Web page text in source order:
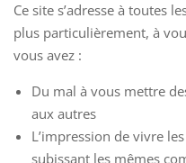
Ce site s’adresse à toutes
plus particulièrement, à
vous avez :
Du mal à vous mettre
aux autres
L’impression de vivre
subissant les mêmes